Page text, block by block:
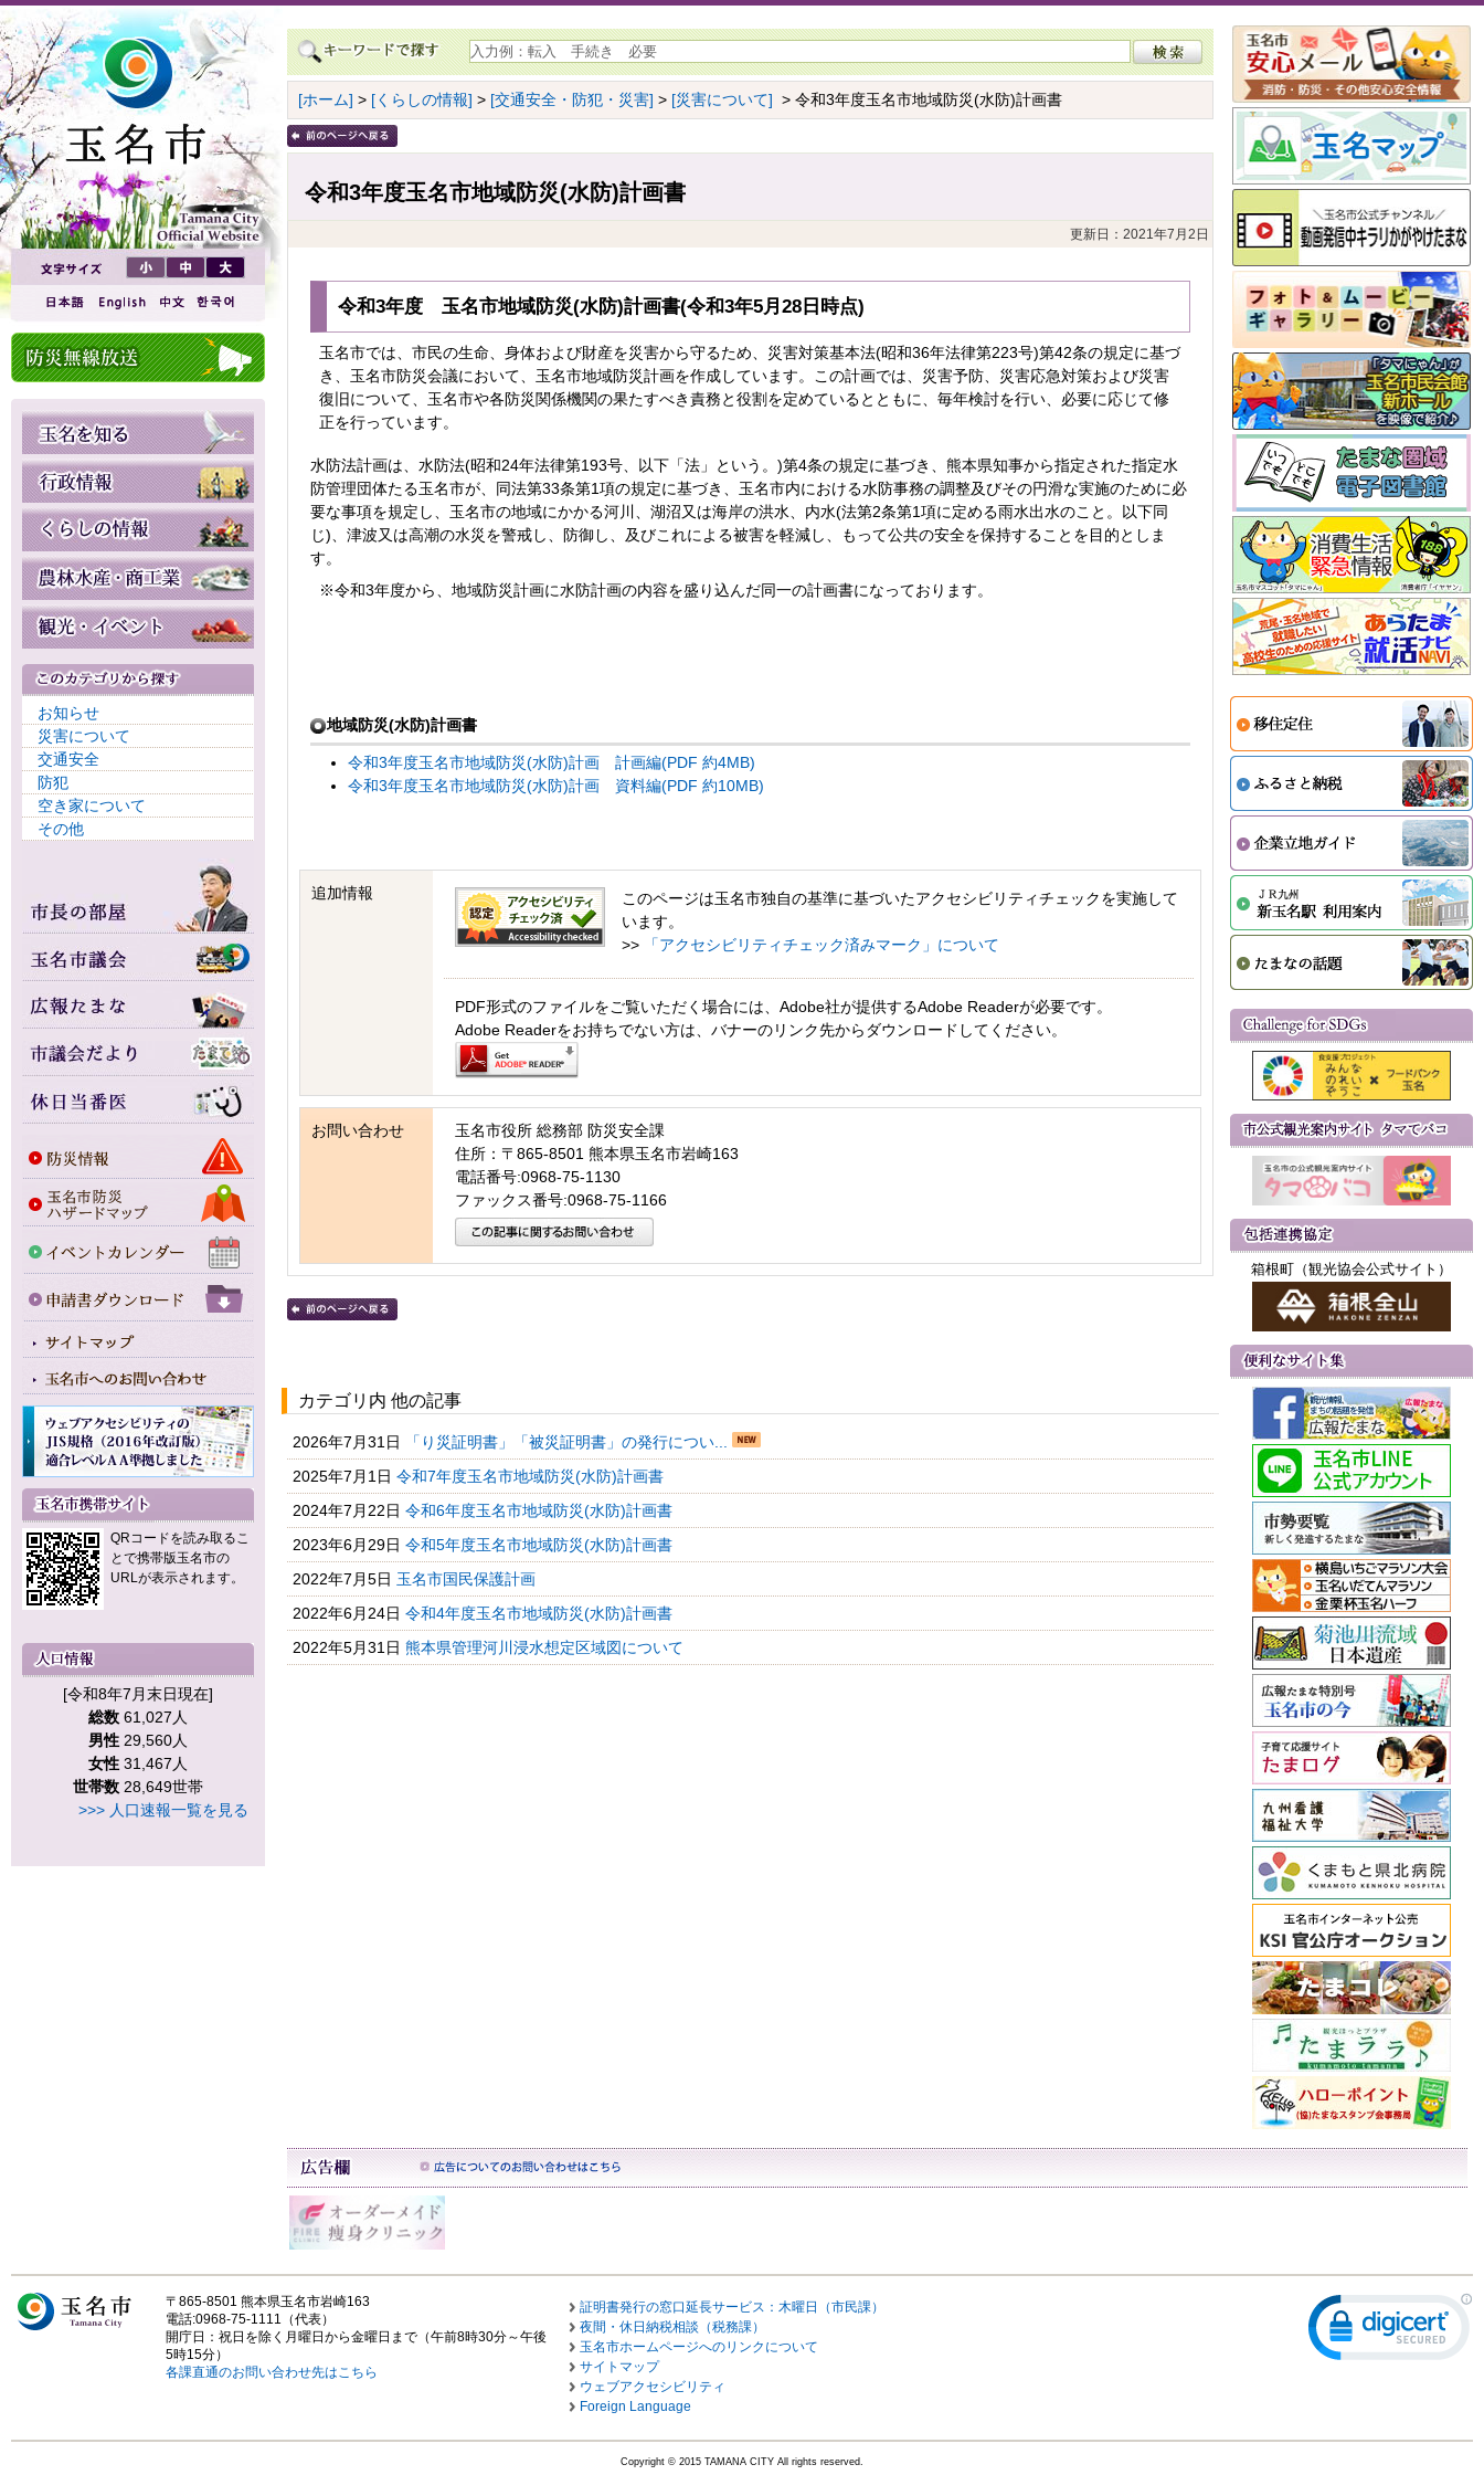
お知らせ
災害について
交通安全
防犯
空き家について
その他
QRコードを読み取るこ
とで携帯版玉名市の
URLが表示されます。
[令和8年7月末日現在]
総数 61,027人
男性 29,560人
女性 31,467人
世帯数 28,649世帯
>>> 人口速報一覧を見る
[ホーム] > [くらしの情報] > [交通安全・防犯・災害] > [災害について] > 令和3年度玉名市地域防災(水防)計画書
令和3年度玉名市地域防災(水防)計画書
更新日：2021年7月2日
令和3年度 玉名市地域防災(水防)計画書(令和3年5月28日時点)
玉名市では、市民の生命、身体および財産を災害から守るため、災害対策基本法(昭和36年法律第223号)第42条の規定に基づ
き、玉名市防災会議において、玉名市地域防災計画を作成しています。この計画では、災害予防、災害応急対策および災害
復旧について、玉名市や各防災関係機関の果たすべき責務と役割を定めているとともに、毎年検討を行い、必要に応じて修
正を行っています。
水防法計画は、水防法(昭和24年法律第193号、以下「法」という。)第4条の規定に基づき、熊本県知事から指定された指定水
防管理団体たる玉名市が、同法第33条第1項の規定に基づき、玉名市内における水防事務の調整及びその円滑な実施のために必
要な事項を規定し、玉名市の地域にかかる河川、湖沼又は海岸の洪水、内水(法第2条第1項に定める雨水出水のこと。以下同
じ)、津波又は高潮の水災を警戒し、防御し、及びこれによる被害を軽減し、もって公共の安全を保持することを目的としま
す。
※令和3年度から、地域防災計画に水防計画の内容を盛り込んだ同一の計画書になっております。
地域防災(水防)計画書
令和3年度玉名市地域防災(水防)計画 計画編(PDF 約4MB)
令和3年度玉名市地域防災(水防)計画 資料編(PDF 約10MB)
追加情報
このページは玉名市独自の基準に基づいたアクセシビリティチェックを実施して
います。
>>
「アクセシビリティチェック済みマーク」について
PDF形式のファイルをご覧いただく場合には、Adobe社が提供するAdobe Readerが必要です。
Adobe Readerをお持ちでない方は、バナーのリンク先からダウンロードしてください。
お問い合わせ
玉名市役所 総務部 防災安全課
住所：〒865-8501 熊本県玉名市岩崎163
電話番号:0968-75-1130
ファックス番号:0968-75-1166
カテゴリ内 他の記事
2026年7月31日
「り災証明書」「被災証明書」の発行につい...
2025年7月1日 令和7年度玉名市地域防災(水防)計画書
2024年7月22日 令和6年度玉名市地域防災(水防)計画書
2023年6月29日 令和5年度玉名市地域防災(水防)計画書
2022年7月5日 玉名市国民保護計画
2022年6月24日 令和4年度玉名市地域防災(水防)計画書
2022年5月31日 熊本県管理河川浸水想定区域図について
箱根町（観光協会公式サイト）
〒865-8501 熊本県玉名市岩崎163
電話:0968-75-1111（代表）
開庁日：祝日を除く月曜日から金曜日まで（午前8時30分～午後
5時15分）
各課直通のお問い合わせ先はこちら
証明書発行の窓口延長サービス：木曜日（市民課）
夜間・休日納税相談（税務課）
玉名市ホームページへのリンクについて
サイトマップ
ウェブアクセシビリティ
Foreign Language
Copyright © 2015 TAMANA CITY All rights reserved.